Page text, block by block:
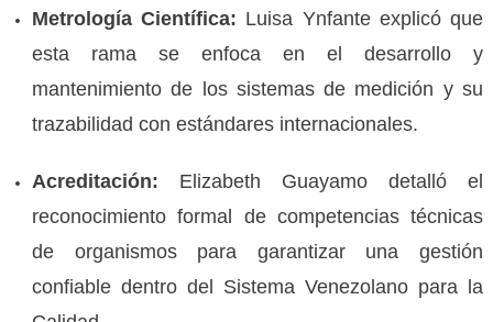
Metrología Científica: Luisa Ynfante explicó que
esta rama se enfoca en el desarrollo y
mantenimiento de los sistemas de medición y su
trazabilidad con estándares internacionales.
Acreditación: Elizabeth Guayamo detalló el
reconocimiento formal de competencias técnicas
de organismos para garantizar una gestión
confiable dentro del Sistema Venezolano para la